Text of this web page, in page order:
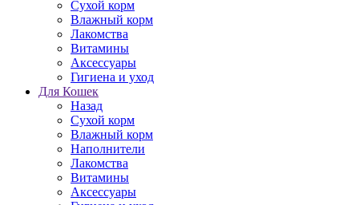
Сухой корм
Влажный корм
Лакомства
Витамины
Аксессуары
Гигиена и уход
Для Кошек
Назад
Сухой корм
Влажный корм
Наполнители
Лакомства
Витамины
Аксессуары